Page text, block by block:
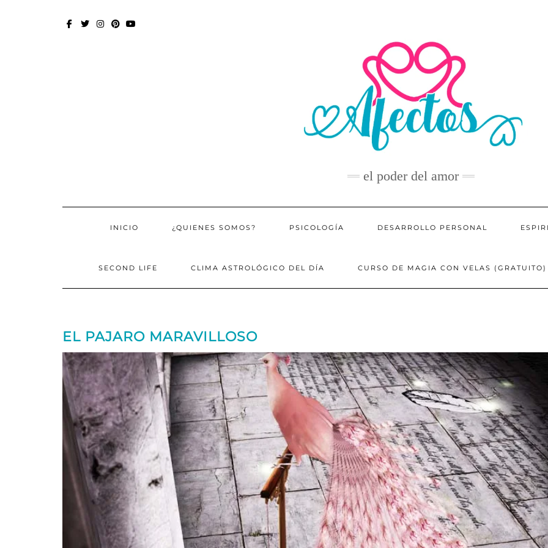
el poder del amor
INICIO ¿QUIENES SOMOS? PSICOLOGÍA DESARROLLO PERSONAL
SECOND LIFE CLIMA ASTROLÓGICO DEL DÍA CURSO DE MAGIA CON VELAS (GRATUITO)
EL PAJARO MARAVILLOSO